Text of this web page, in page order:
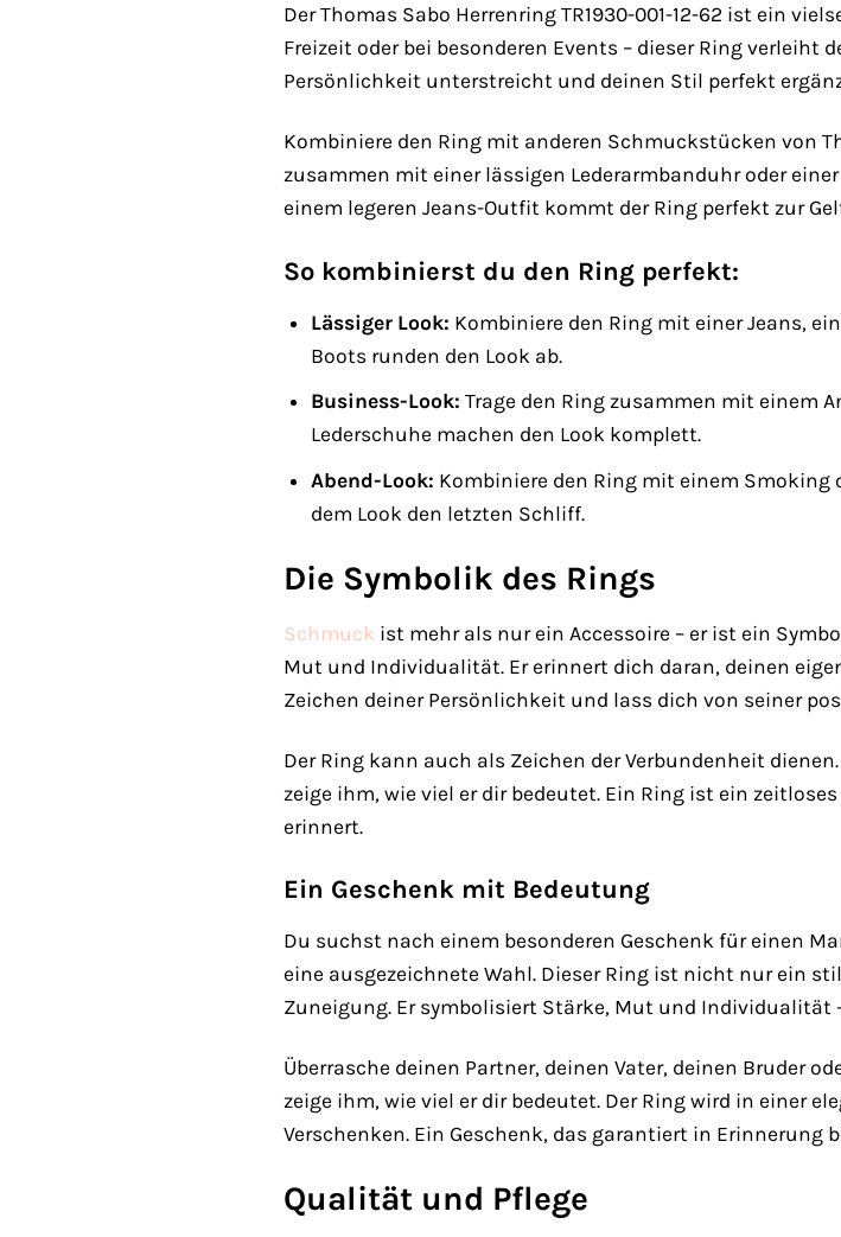
Der Thomas Sabo Herrenring TR1930-001-12-62 ist ein
Freizeit oder bei besonderen Events – dieser Ring
Persönlichkeit unterstreicht und deinen Stil perfekt
Kombiniere den Ring mit anderen Schmuckstücken von
zusammen mit einer lässigen Lederarmbanduhr oder
einem legeren Jeans-Outfit kommt der Ring perfekt zur
So kombinierst du den Ring perfekt:
Lässiger Look: Kombiniere den Ring mit einer Jeans,
Boots runden den Look ab.
Business-Look: Trage den Ring zusammen mit einem
Lederschuhe machen den Look komplett.
Abend-Look: Kombiniere den Ring mit einem Smoking
dem Look den letzten Schliff.
Die Symbolik des Rings
Schmuck ist mehr als nur ein Accessoire – er ist ein
Mut und Individualität. Er erinnert dich daran, deinen
Zeichen deiner Persönlichkeit und lass dich von seiner
Der Ring kann auch als Zeichen der Verbundenheit
zeige ihm, wie viel er dir bedeutet. Ein Ring ist ein
erinnert.
Ein Geschenk mit Bedeutung
Du suchst nach einem besonderen Geschenk für einen
eine ausgezeichnete Wahl. Dieser Ring ist nicht nur ein
Zuneigung. Er symbolisiert Stärke, Mut und Individualität
Überrasche deinen Partner, deinen Vater, deinen Bruder
zeige ihm, wie viel er dir bedeutet. Der Ring wird in einer
Verschenken. Ein Geschenk, das garantiert in Erinnerung
Qualität und Pflege